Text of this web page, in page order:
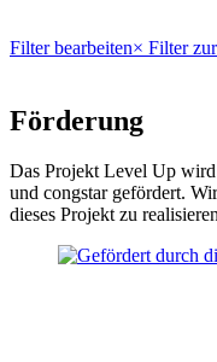
Filter bearbeiten× Filter
Förderung
Das Projekt Level Up
und congstar gefördert.
dieses Projekt zu